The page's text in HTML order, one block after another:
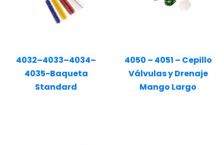
4032–4033–4034–
4035-Baqueta
Standard
4050 – 4051 – Cepillo
Válvulas y Drenaje
Mango Largo